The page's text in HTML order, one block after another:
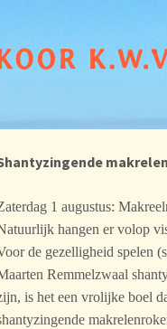
1 augustus:
hangen er volop
de gezelligheid spelen
Remmelzwaal
is het een vrolijke boel